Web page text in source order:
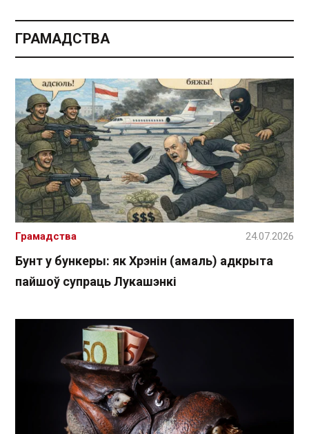
ГРАМАДСТВА
Бунт у бункеры: як Хрэнін (амаль) адкрыта
пайшоў супраць Лукашэнкі
Грамадства 24.07.2026